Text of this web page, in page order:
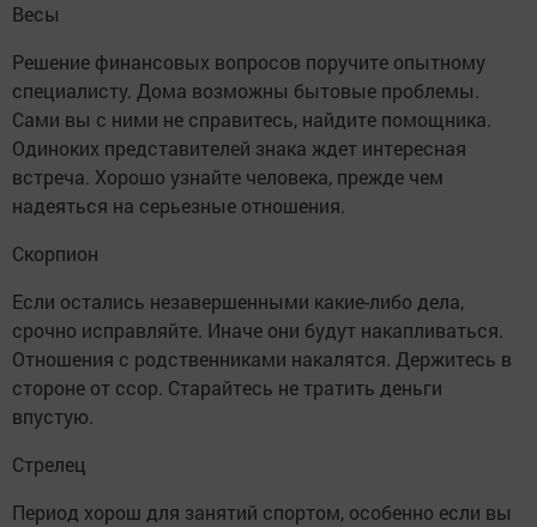
Весы
Решение финансовых вопросов поручите опытному
специалисту. Дома возможны бытовые проблемы.
Сами вы с ними не справитесь, найдите помощника.
Одиноких представителей знака ждет интересная
встреча. Хорошо узнайте человека, прежде чем
надеяться на серьезные отношения.
Скорпион
Если остались незавершенными какие-либо дела,
срочно исправляйте. Иначе они будут накапливаться.
Отношения с родственниками накалятся. Держитесь в
стороне от ссор. Старайтесь не тратить деньги
впустую.
Стрелец
Период хорош для занятий спортом, особенно если вы